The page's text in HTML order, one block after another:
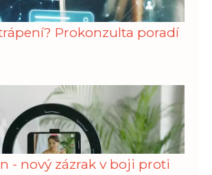
Prokonzulta poradí
- nový zázrak v boji proti